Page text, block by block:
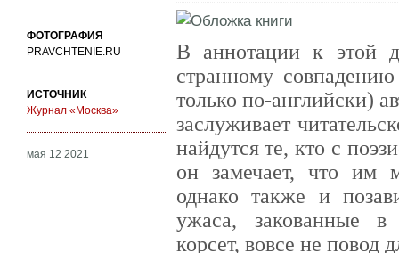
ФОТОГРАФИЯ
PRAVCHTENIE.RU
ИСТОЧНИК
Журнал «Москва»
мая 12 2021
В аннотации к этой
странному
только по-английски)
заслуживает
найдутся те, кто с
он замечает, что им
однако также и
ужаса, закованные в
корсет, вовсе не повод